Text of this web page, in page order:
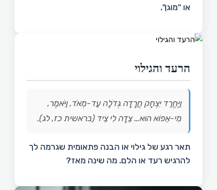
או "מוגן".
הרעד והגילוי
וַיֶּחֱרַד יִצְחָק חֲרָדָה גְּדֹלָה עַד-מְאֹד, וַיֹּאמֶר,
מִי-אֵפוֹא הוּא… צֵדָה לִי צֵיד (בראשית כז, לג).
תאר רגע של גילוי או הבנה פתאומית שגרמה לך
להרגיש רעד או הלם. מה שינה מאז?